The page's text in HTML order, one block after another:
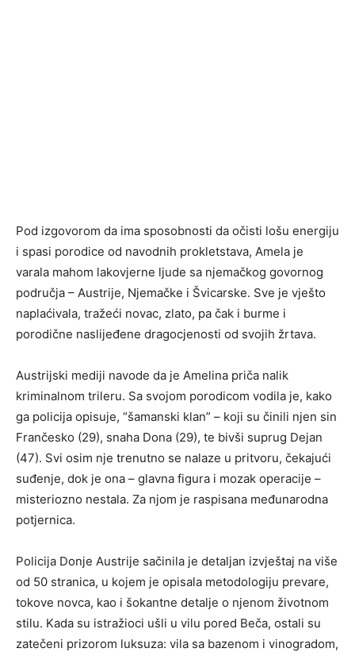
Pod izgovorom da ima sposobnosti da očisti lošu energiju
i spasi porodice od navodnih prokletstava, Amela je
varala mahom lakovjerne ljude sa njemačkog govornog
područja – Austrije, Njemačke i Švicarske. Sve je vješto
naplaćivala, tražeći novac, zlato, pa čak i burme i
porodične naslijeđene dragocjenosti od svojih žrtava.
Austrijski mediji navode da je Amelina priča nalik
kriminalnom trileru. Sa svojom porodicom vodila je, kako
ga policija opisuje, “šamanski klan” – koji su činili njen sin
Frančesko (29), snaha Dona (29), te bivši suprug Dejan
(47). Svi osim nje trenutno se nalaze u pritvoru, čekajući
suđenje, dok je ona – glavna figura i mozak operacije –
misteriozno nestala. Za njom je raspisana međunarodna
potjernica.
Policija Donje Austrije sačinila je detaljan izvještaj na više
od 50 stranica, u kojem je opisala metodologiju prevare,
tokove novca, kao i šokantne detalje o njenom životnom
stilu. Kada su istražioci ušli u vilu pored Beča, ostali su
zatečeni prizorom luksuza: vila sa bazenom i vinogradom,